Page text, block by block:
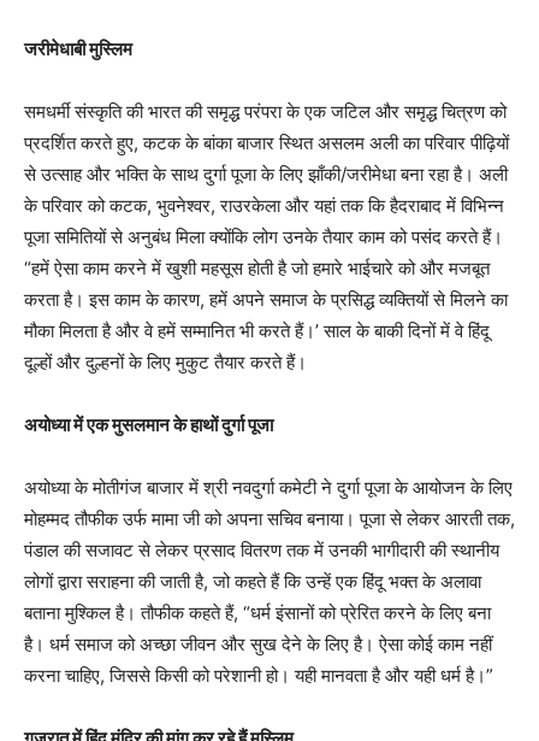
जरीमेधाबी मुस्लिम
समधर्मी संस्कृति की भारत की समृद्ध परंपरा के एक जटिल और समृद्ध चित्रण को
प्रदर्शित करते हुए, कटक के बांका बाजार स्थित असलम अली का परिवार पीढ़ियों
से उत्साह और भक्ति के साथ दुर्गा पूजा के लिए झाँकी/जरीमेधा बना रहा है। अली
के परिवार को कटक, भुवनेश्वर, राउरकेला और यहां तक कि हैदराबाद में विभिन्न
पूजा समितियों से अनुबंध मिला क्योंकि लोग उनके तैयार काम को पसंद करते हैं।
“हमें ऐसा काम करने में खुशी महसूस होती है जो हमारे भाईचारे को और मजबूत
करता है। इस काम के कारण, हमें अपने समाज के प्रसिद्ध व्यक्तियों से मिलने का
मौका मिलता है और वे हमें सम्मानित भी करते हैं।’ साल के बाकी दिनों में वे हिंदू
दूल्हों और दुल्हनों के लिए मुकुट तैयार करते हैं।
अयोध्या में एक मुसलमान के हाथों दुर्गा पूजा
अयोध्या के मोतीगंज बाजार में श्री नवदुर्गा कमेटी ने दुर्गा पूजा के आयोजन के लिए
मोहम्मद तौफीक उर्फ मामा जी को अपना सचिव बनाया। पूजा से लेकर आरती तक,
पंडाल की सजावट से लेकर प्रसाद वितरण तक में उनकी भागीदारी की स्थानीय
लोगों द्वारा सराहना की जाती है, जो कहते हैं कि उन्हें एक हिंदू भक्त के अलावा
बताना मुश्किल है। तौफीक कहते हैं, “धर्म इंसानों को प्रेरित करने के लिए बना
है। धर्म समाज को अच्छा जीवन और सुख देने के लिए है। ऐसा कोई काम नहीं
करना चाहिए, जिससे किसी को परेशानी हो। यही मानवता है और यही धर्म है।”